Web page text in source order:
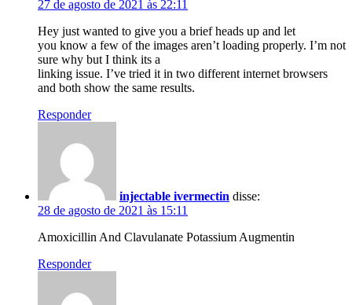
27 de agosto de 2021 às 22:11
Hey just wanted to give you a brief heads up and let
you know a few of the images aren’t loading properly. I’m not
sure why but I think its a
linking issue. I’ve tried it in two different internet browsers
and both show the same results.
Responder
injectable ivermectin disse:
28 de agosto de 2021 às 15:11
Amoxicillin And Clavulanate Potassium Augmentin
Responder